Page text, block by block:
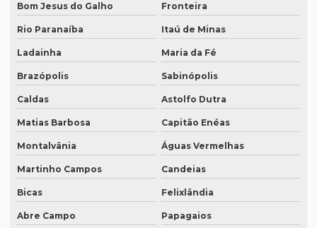
Bom Jesus do Galho Fronteira
Rio Paranaíba Itaú de Minas
Ladainha Maria da Fé
Brazópolis Sabinópolis
Caldas Astolfo Dutra
Matias Barbosa Capitão Enéas
Montalvânia Águas Vermelhas
Martinho Campos Candeias
Bicas Felixlândia
Abre Campo Papagaios